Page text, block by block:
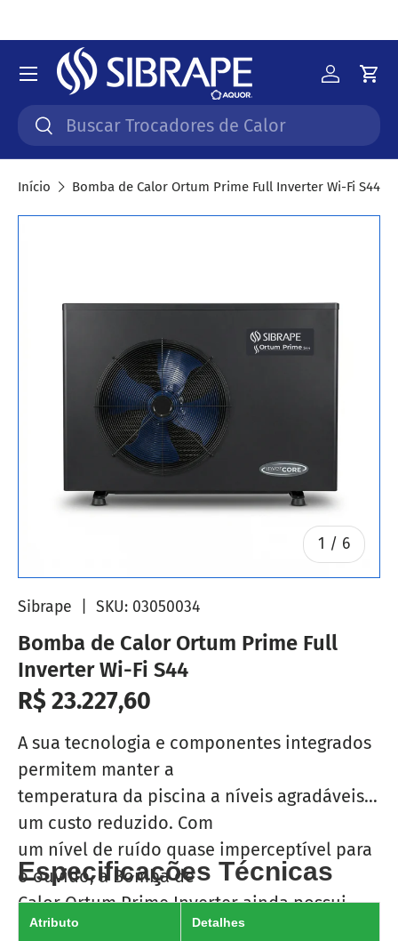
Ir para o conteúdo
Pesquisar
Pesquisar
Iniciar
Menu
Início Bomba de Calor Ortum Prime Full Inverter Wi-Fi S44
1 / de
6
Sibrape SKU: 03050034
Bomba de Calor Ortum Prime Full
Inverter Wi-Fi S44
Preço normal
R$ 23.227,60
A sua tecnologia e componentes integrados
permitem manter a
temperatura da piscina a níveis agradáveis a
um custo reduzido. Com
um nível de ruído quase imperceptível para
o ouvido, a Bomba de
Calor Ortum Prime Inverter ainda possui
conectividade WI-FI integrada
Especificações Técnicas
Atributo Detalhes